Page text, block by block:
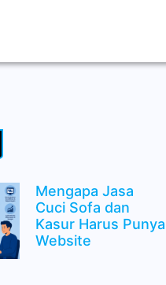
Mengapa Jasa
Cuci Sofa dan
Kasur Harus Punya
Website